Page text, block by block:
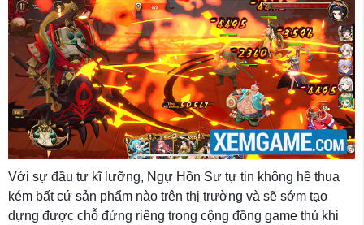
Với sự đầu tư kĩ lưỡng, Ngự Hồn Sư tự tin không hề thua
kém bất cứ sản phẩm nào trên thị trường và sẽ sớm tạo
dựng được chỗ đứng riêng trong cộng đồng game thủ khi